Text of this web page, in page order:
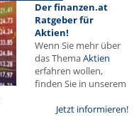
Der finanzen.at
Ratgeber für
Aktien!
Wenn Sie mehr über
das ThemaAktien
erfahren wollen,
finden Sie in unserem
Jetzt informieren!